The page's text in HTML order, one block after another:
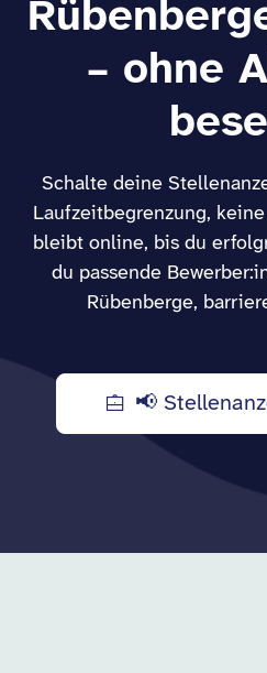
– ohne
Schalte deine
Laufzeitbegrenzung,
bleibt online, bis du
du passende
Rübenberge,
📢